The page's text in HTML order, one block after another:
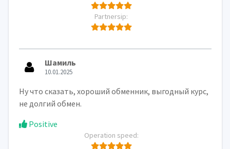
Partnersip:
Шамиль
10.01.2025
Ну что сказать, хороший обменник, выгодный курс,
не долгий обмен.
Positive
Operation speed: